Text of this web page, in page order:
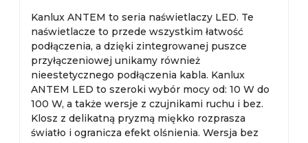
Kanlux ANTEM to seria naświetlaczy LED. Te
naświetlacze to przede wszystkim łatwość
podłączenia, a dzięki zintegrowanej puszce
przyłączeniowej unikamy również
nieestetycznego podłączenia kabla. Kanlux
ANTEM LED to szeroki wybór mocy od: 10 W do
100 W, a także wersje z czujnikami ruchu i bez.
Klosz z delikatną pryzmą miękko rozprasza
światło i ogranicza efekt olśnienia. Wersja bez